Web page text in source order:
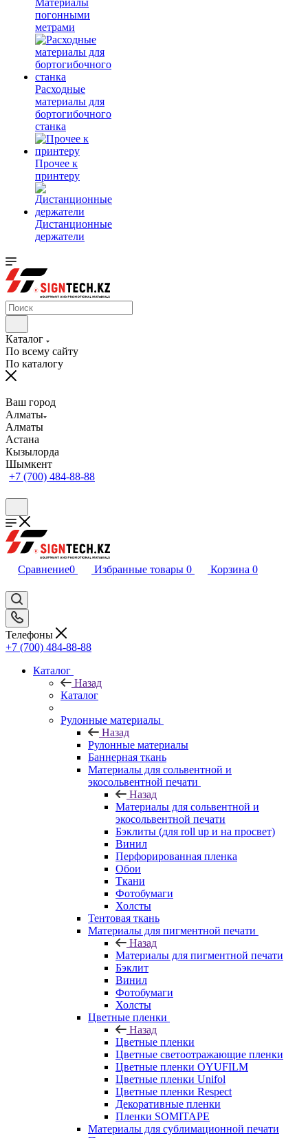
Материалы
погонными
метрами
Расходные
материалы для
бортогибочного
станка
Прочее к
принтеру
Дистанционные
держатели
Каталог
По всему сайту
По каталогу
Ваш город
Алматы
Алматы
Астана
Кызылорда
Шымкент
+7 (700) 484-88-88
Сравнение0 Избранные товары 0 Корзина 0
Телефоны
+7 (700) 484-88-88
Каталог
Назад
Каталог
Рулонные материалы
Назад
Рулонные материалы
Баннерная ткань
Материалы для сольвентной и
экосольвентной печати
Назад
Материалы для сольвентной и
экосольвентной печати
Бэклиты (для roll up и на просвет)
Винил
Перфорированная пленка
Обои
Ткани
Фотобумаги
Холсты
Тентовая ткань
Материалы для пигментной печати
Назад
Материалы для пигментной печати
Бэклит
Винил
Фотобумаги
Холсты
Цветные пленки
Назад
Цветные пленки
Цветные светоотражающие пленки
Цветные пленки OYUFILM
Цветные пленки Unifol
Цветные пленки Respect
Декоративные пленки
Пленки SOMITAPE
Материалы для сублимационной печати